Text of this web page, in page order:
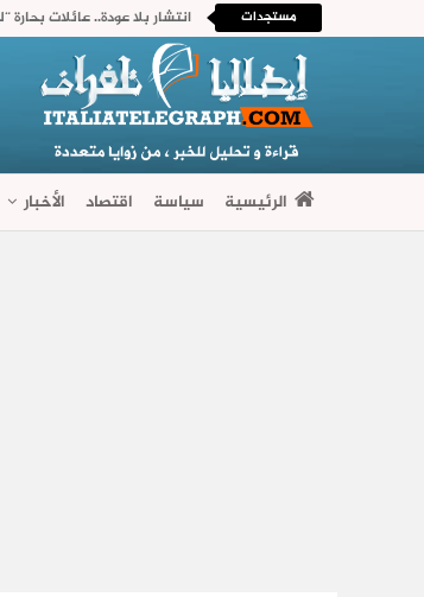
مستجدات انتشار بلا عودة.. عائلات
الرئيسية سياسة اقتصاد الأخبار